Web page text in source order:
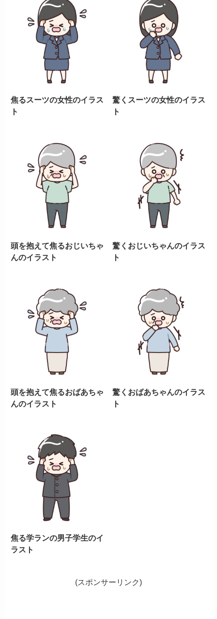
焦るスーツの女性のイラス
ト
驚くスーツの女性のイラス
ト
頭を抱えて焦るおじいちゃ
んのイラスト
驚くおじいちゃんのイラス
ト
頭を抱えて焦るおばあちゃ
んのイラスト
驚くおばあちゃんのイラス
ト
焦る学ランの男子学生のイ
ラスト
(スポンサーリンク)